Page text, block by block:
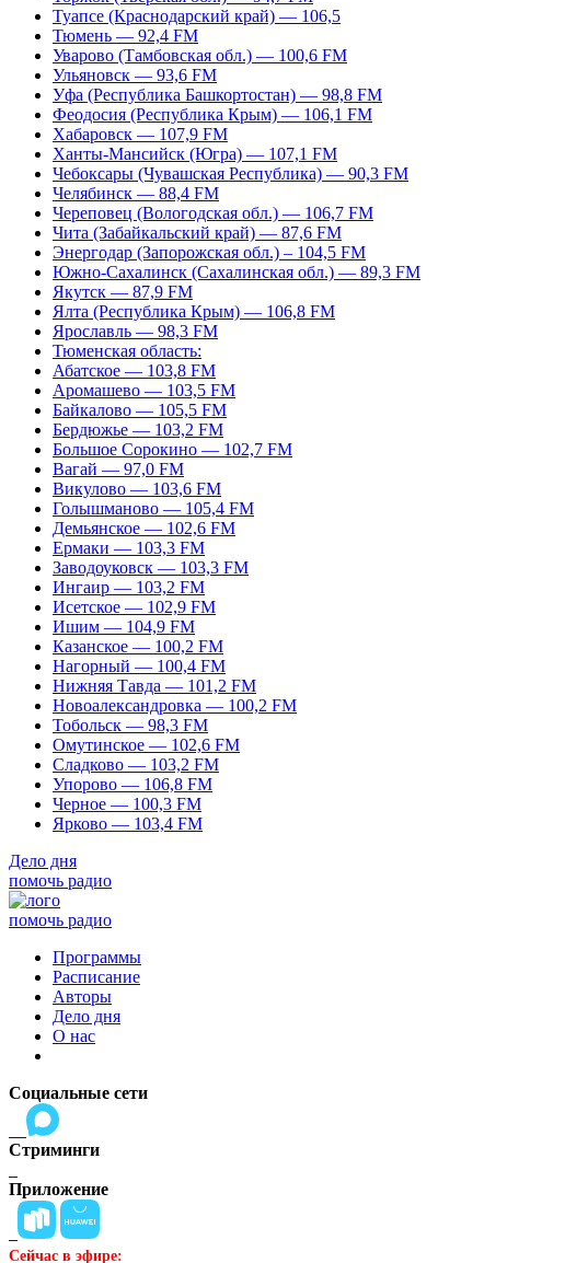
Туапсе (Краснодарский край) — 106,5
Тюмень — 92,4 FM
Уварово (Тамбовская обл.) — 100,6 FM
Ульяновск — 93,6 FM
Уфа (Республика Башкортостан) — 98,8 FM
Феодосия (Республика Крым) — 106,1 FM
Хабаровск — 107,9 FM
Ханты-Мансийск (Югра) — 107,1 FM
Чебоксары (Чувашская Республика) — 90,3 FM
Челябинск — 88,4 FM
Череповец (Вологодская обл.) — 106,7 FM
Чита (Забайкальский край) — 87,6 FM
Энергодар (Запорожская обл.) – 104,5 FM
Южно-Сахалинск (Сахалинская обл.) — 89,3 FM
Якутск — 87,9 FM
Ялта (Республика Крым) — 106,8 FM
Ярославль — 98,3 FM
Тюменская область:
Абатское — 103,8 FM
Аромашево — 103,5 FM
Байкалово — 105,5 FM
Бердюжье — 103,2 FM
Большое Сорокино — 102,7 FM
Вагай — 97,0 FM
Викулово — 103,6 FM
Голышманово — 105,4 FM
Демьянское — 102,6 FM
Ермаки — 103,3 FM
Заводоуковск — 103,3 FM
Ингаир — 103,2 FM
Исетское — 102,9 FM
Ишим — 104,9 FM
Казанское — 100,2 FM
Нагорный — 100,4 FM
Нижняя Тавда — 101,2 FM
Новоалександровка — 100,2 FM
Тобольск — 98,3 FM
Омутинское — 102,6 FM
Сладково — 103,2 FM
Упорово — 106,8 FM
Черное — 100,3 FM
Ярково — 103,4 FM
Дело дня
помочь радио
помочь радио
Программы
Расписание
Авторы
Дело дня
О нас
Социальные сети
Стриминги
Приложение
Сейчас в эфире: